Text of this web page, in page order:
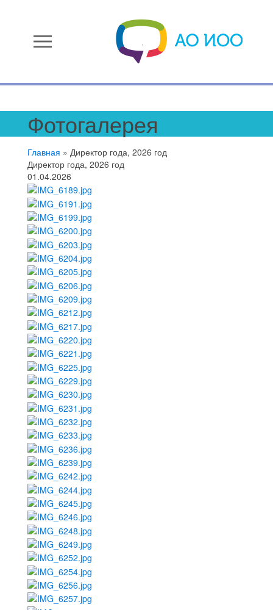
menu
Фотогалерея
Главная » Директор года, 2026 год
Директор года, 2026 год
01.04.2026